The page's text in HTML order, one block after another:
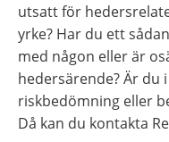
utsatt för
yrke? Har du ett
med någon eller är
hedersärende? Är du
riskbedömning eller
Då kan du kontakta